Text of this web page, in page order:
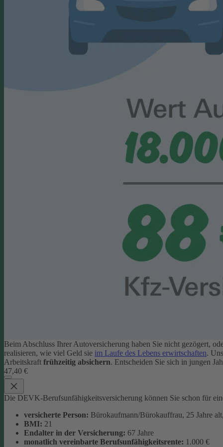
Beim Abschluss Ihrer Autoversicherung haben Sie nicht gezögert,
realisieren, wie viel Geld sie im Laufe des Lebens erwirtschaften.
Arbeitskraft frühzeitig absichern. Entscheiden Sie sich in jungen
47,40 €
Die DEVK-Berufsunfähigkeitsversicherung können Sie schon für
versicherte Person: Bürokaufmann/Bürokauffrau, 25 Jahre
BMI: 21
Endalter in der Versicherung: 67 Jahre
monatlich vereinbarte Berufsunfähigkeitsrente: 1.000 €